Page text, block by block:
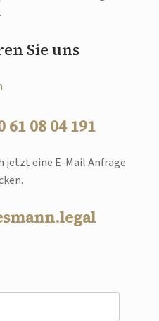
Sie uns
61 08 04 191
jetzt eine E-Mail Anfrage